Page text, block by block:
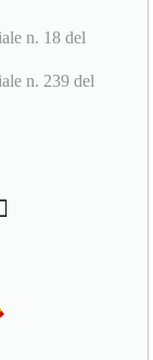
n. 18 del
n. 239 del